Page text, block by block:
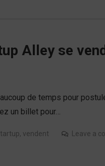
Alley se
de temps pour
un billet pour…
, vendent Leave a